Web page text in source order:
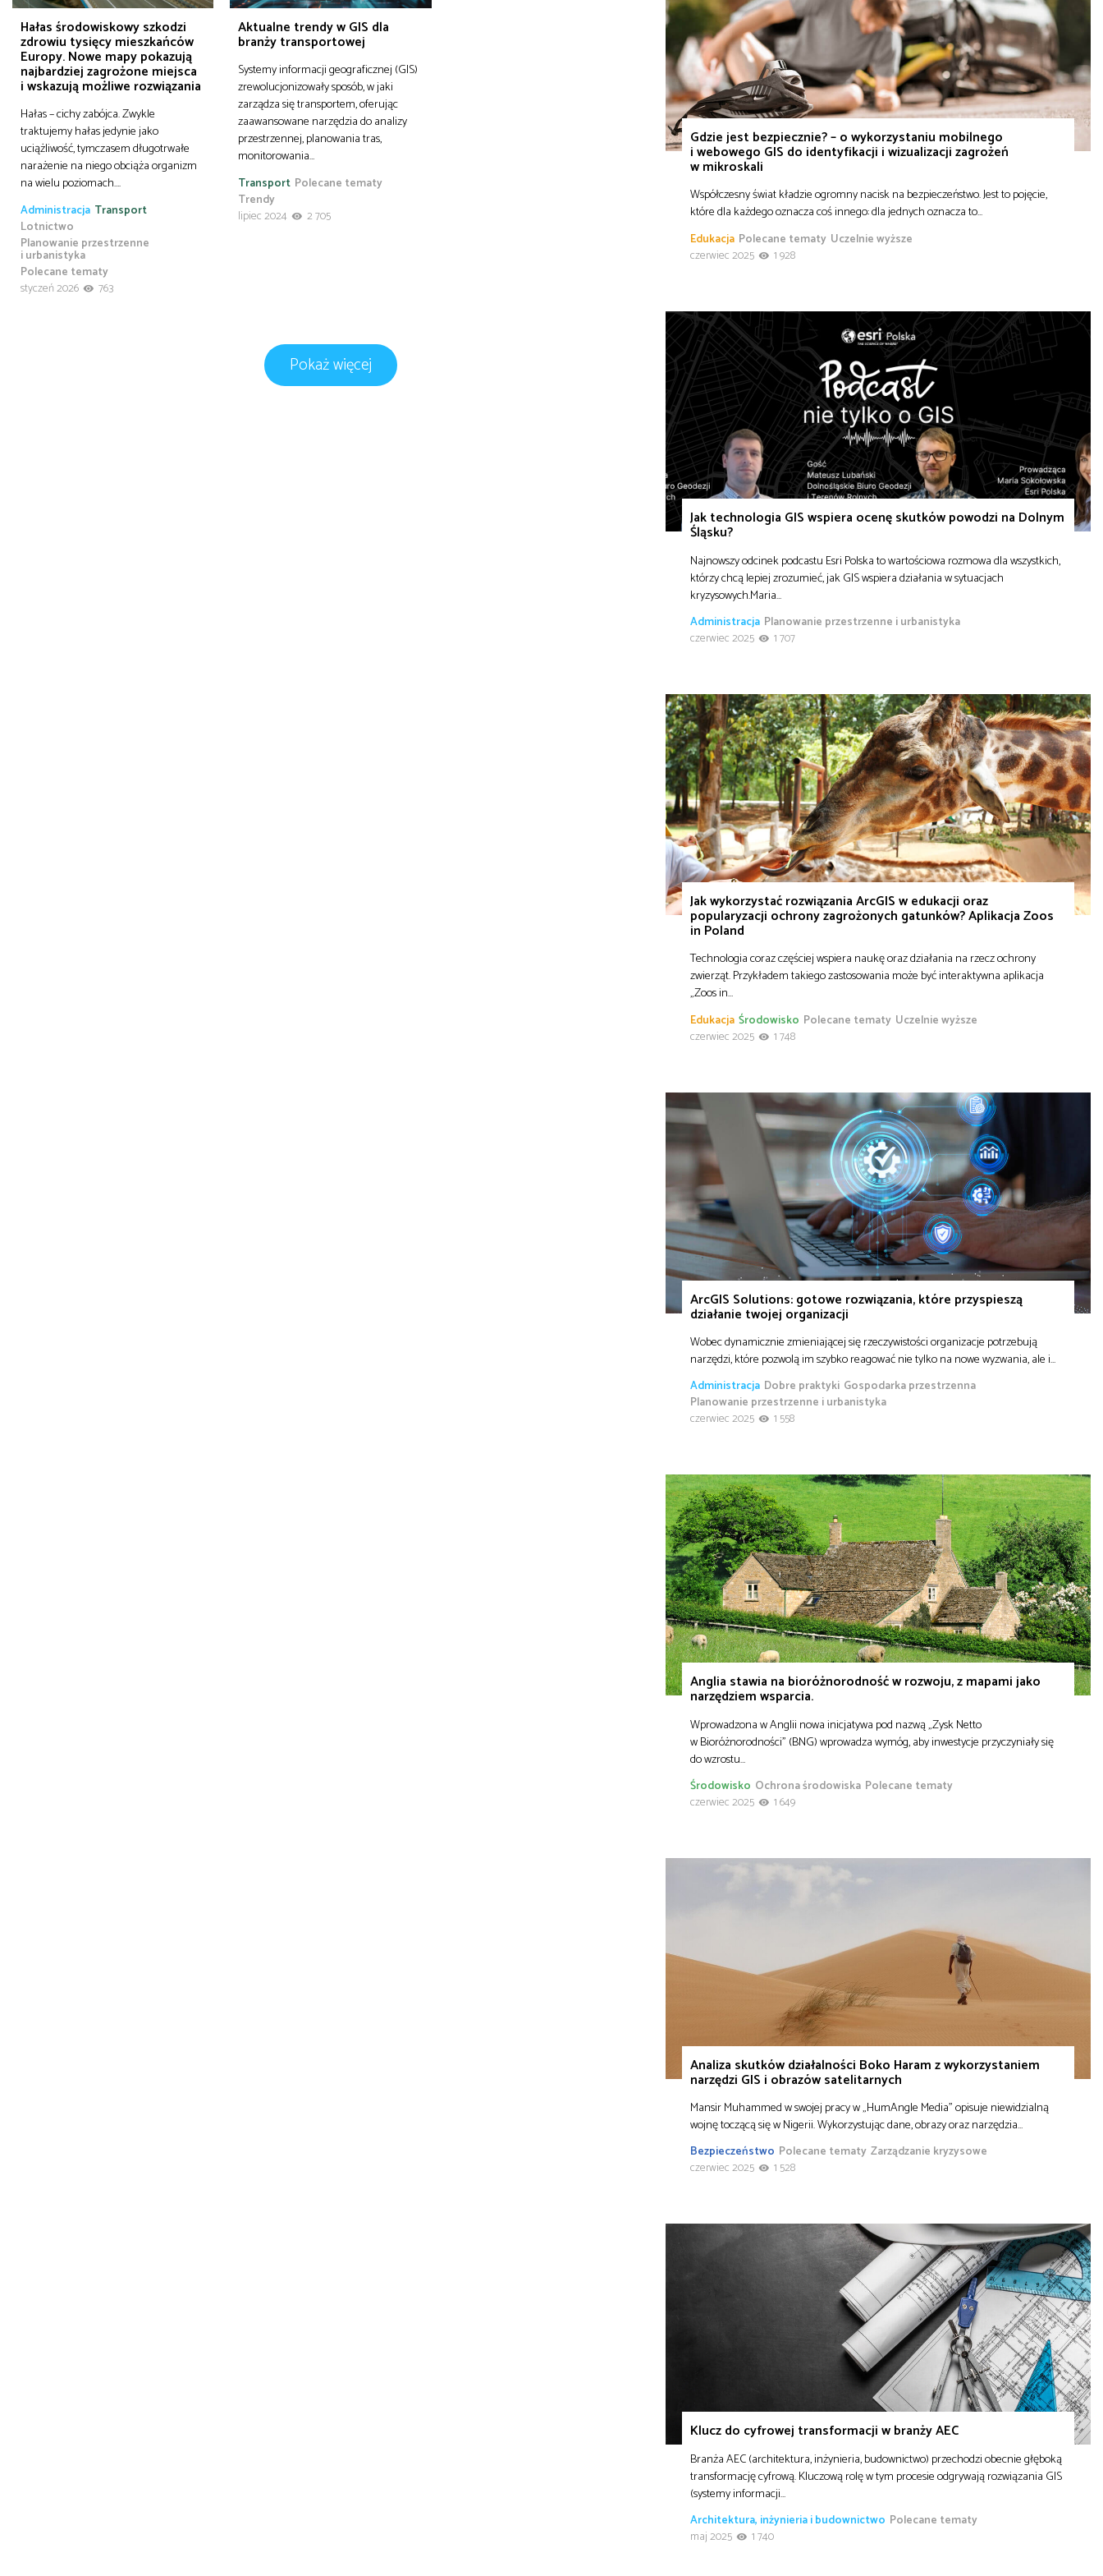
Hałas środowiskowy szkodzi
zdrowiu tysięcy mieszkańców
Europy. Nowe mapy pokazują
najbardziej zagrożone miejsca
i wskazują możliwe rozwiązania
Hałas – cichy zabójca. Zwykle
traktujemy hałas jedynie jako
uciążliwość, tymczasem długotrwałe
narażenie na niego obciąża organizm
na wielu poziomach….
Administracja
Lotnictwo
Planowanie przestrzenne
i urbanistyka
Polecane tematy
Transport
styczeń 2026 763
Aktualne trendy w GIS dla
branży transportowej
Systemy informacji geograficznej (GIS)
zrewolucjonizowały sposób, w jaki
zarządza się transportem, oferując
zaawansowane narzędzia do analizy
przestrzennej, planowania tras,
monitorowania…
Polecane tematy
Transport
Trendy
lipiec 2024
2 705
Pokaż więcej
Gdzie jest bezpiecznie? – o wykorzystaniu mobilnego
i webowego GIS do identyfikacji i wizualizacji zagrożeń
w mikroskali
Współczesny świat kładzie ogromny nacisk na bezpieczeństwo. Jest to pojęcie,
które dla każdego oznacza coś innego: dla jednych oznacza to…
Edukacja Polecane tematy Uczelnie wyższe
czerwiec 2025
1 928
Jak technologia GIS wspiera ocenę skutków powodzi na Dolnym
Śląsku?
Najnowszy odcinek podcastu Esri Polska to wartościowa rozmowa dla wszystkich,
którzy chcą lepiej zrozumieć, jak GIS wspiera działania w sytuacjach
kryzysowych.Maria…
Administracja Planowanie przestrzenne i urbanistyka
czerwiec 2025
1 707
Jak wykorzystać rozwiązania ArcGIS w edukacji oraz
popularyzacji ochrony zagrożonych gatunków? Aplikacja Zoos
in Poland
Technologia coraz częściej wspiera naukę oraz działania na rzecz ochrony
zwierząt. Przykładem takiego zastosowania może być interaktywna aplikacja
„Zoos in…
Edukacja Polecane tematy
Środowisko
Uczelnie wyższe
czerwiec 2025
1 748
ArcGIS Solutions: gotowe rozwiązania, które przyspieszą
działanie twojej organizacji
Wobec dynamicznie zmieniającej się rzeczywistości organizacje potrzebują
narzędzi, które pozwolą im szybko reagować nie tylko na nowe wyzwania, ale i…
Administracja Dobre praktyki Gospodarka przestrzenna
Planowanie przestrzenne i urbanistyka
czerwiec 2025
1 558
Anglia stawia na bioróżnorodność w rozwoju, z mapami jako
narzędziem wsparcia.
Wprowadzona w Anglii nowa inicjatywa pod nazwą „Zysk Netto
w Bioróżnorodności” (BNG) wprowadza wymóg, aby inwestycje przyczyniały się
do wzrostu…
Ochrona środowiska Polecane tematy
Środowisko
czerwiec 2025
1 649
Analiza skutków działalności Boko Haram z wykorzystaniem
narzędzi GIS i obrazów satelitarnych
Mansir Muhammed w swojej pracy w „HumAngle Media” opisuje niewidzialną
wojnę toczącą się w Nigerii. Wykorzystując dane, obrazy oraz narzędzia…
Bezpieczeństwo Polecane tematy Zarządzanie kryzysowe
czerwiec 2025
1 528
Klucz do cyfrowej transformacji w branży AEC
Branża AEC (architektura, inżynieria, budownictwo) przechodzi obecnie głęboką
transformację cyfrową. Kluczową rolę w tym procesie odgrywają rozwiązania GIS
(systemy informacji…
Architektura, inżynieria i budownictwo Polecane tematy
maj 2025
1 740